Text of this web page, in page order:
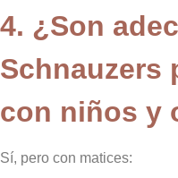
4. ¿Son
Schnauzers
con niños y
Sí, pero con matices: